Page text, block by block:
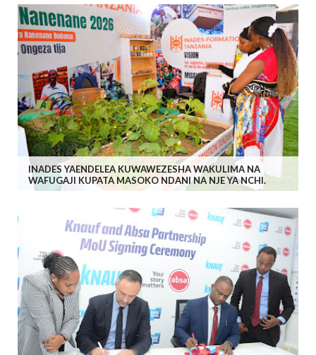
INADES YAENDELEA KUWAWEZESHA WAKULIMA NA
WAFUGAJI KUPATA MASOKO NDANI NA NJE YA NCHI.